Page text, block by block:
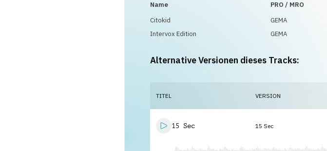
Name PRO / MRO
Citokid
GEMA
Intervox Edition
GEMA
Alternative Versionen dieses Tracks:
TITEL VERSION
15 Sec 15 Sec